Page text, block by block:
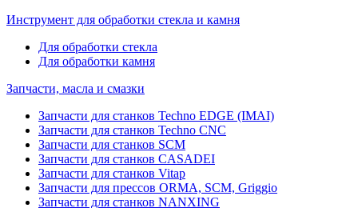
Инструмент для обработки стекла и камня
Для обработки стекла
Для обработки камня
Запчасти, масла и смазки
Запчасти для станков Techno EDGE (IMAI)
Запчасти для станков Techno CNC
Запчасти для станков SCM
Запчасти для станков CASADEI
Запчасти для станков Vitap
Запчасти для прессов ORMA, SCM, Griggio
Запчасти для станков NANXING